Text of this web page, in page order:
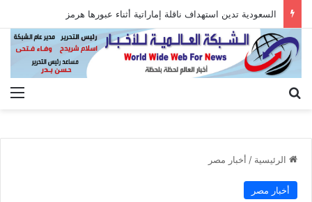
السعودية تدين استهداف ناقلة إماراتية أثناء عبورها هرمز
الرئيسية / أخبار مصر
أخبار مصر